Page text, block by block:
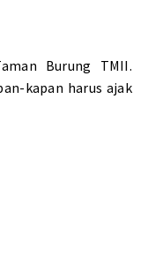
Burung TMII.
kapan harus ajak